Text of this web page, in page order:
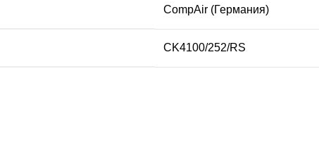
CompAir (Германия)
CK4100/252/RS